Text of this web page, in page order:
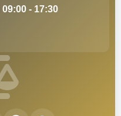
09:00 - 17:30